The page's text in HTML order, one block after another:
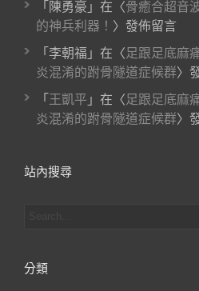
「 陳勇豪 」在〈骨癒合超音
的神兵利器！ 〉發佈留言
「 李朝福 」在〈足跟足底麻
炎混淆的跗骨隧道症候群〉
「 王凱平 」在〈足跟足底麻
炎混淆的跗骨隧道症候群〉
站內搜尋
分類